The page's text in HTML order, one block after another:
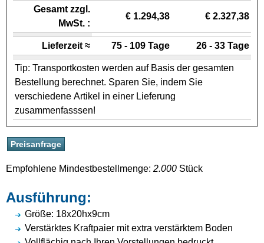
Gesamt zzgl.
MwSt. :
€ 1.294,38 € 2.327,38
Lieferzeit ≈ 75 - 109 Tage 26 - 33 Tage
Tip: Transportkosten werden auf Basis der gesamten
Bestellung berechnet. Sparen Sie, indem Sie
verschiedene Artikel in einer Lieferung
zusammenfasssen!
Empfohlene Mindestbestellmenge: 2.000 Stück
Ausführung:
Größe: 18x20hx9cm
Verstärktes Kraftpaier mit extra verstärktem Boden